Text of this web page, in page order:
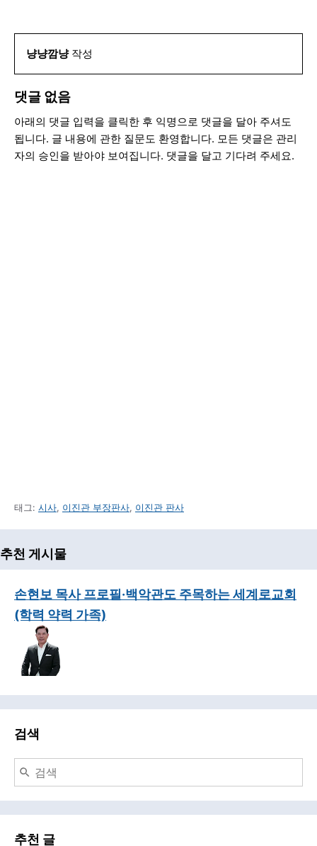
냥냥깜냥작성
댓글 없음
아래의 댓글 입력을 클릭한 후 익명으로 댓글을 달아 주셔도
됩니다. 글 내용에 관한 질문도 환영합니다. 모든 댓글은 관리
자의 승인을 받아야 보여집니다. 댓글을 달고 기다려 주세요.
태그: 시사, 이진관 부장판사, 이진관 판사
추천 게시물
손현보 목사 프로필·백악관도 주목하는 세계로교회
(학력 약력 가족)
검색
추천 글